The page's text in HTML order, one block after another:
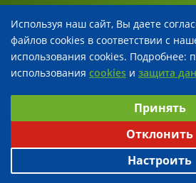
© 2026 Все права
Разработка и
Используя наш сайт, Вы даете
файлов cookies в соответствии с
использования cookies. Подробнее:
использования cookies и защита
Аналитические
Принять
Отклонить
Настроить